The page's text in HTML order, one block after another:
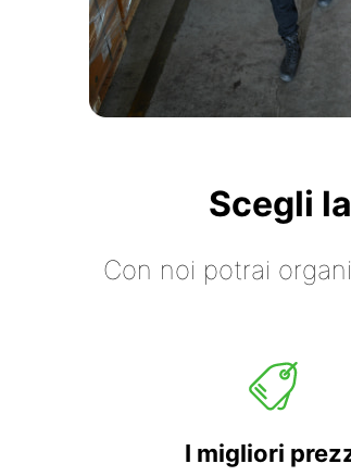
Scegli
Con noi potrai
I migliori